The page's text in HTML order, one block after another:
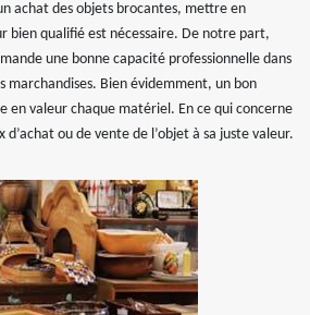
achat des objets brocantes, mettre en
bien qualifié est nécessaire. De notre part,
une bonne capacité professionnelle dans
marchandises. Bien évidemment, un bon
en valeur chaque matériel. En ce qui concerne
ou de vente de l’objet à sa juste valeur.